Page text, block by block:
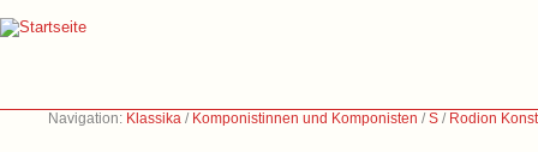
Navigation: Klassika / Komponistinnen und Komponisten /S / Rodion